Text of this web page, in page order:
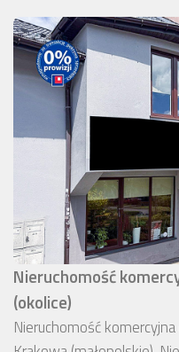
Nieruchomość
(okolice)
Nieruchomość